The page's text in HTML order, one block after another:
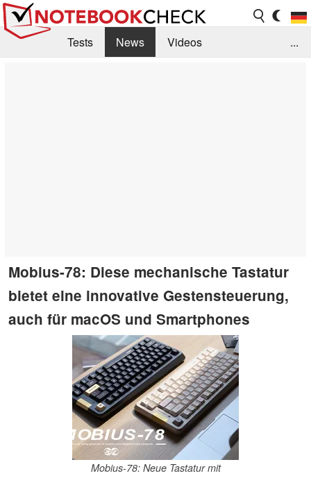
Tests News
Videos
...
Mobius-78: Diese mechanische Tastatur
bietet eine innovative Gestensteuerung,
auch für macOS und Smartphones
Mobius-78: Neue Tastatur mit